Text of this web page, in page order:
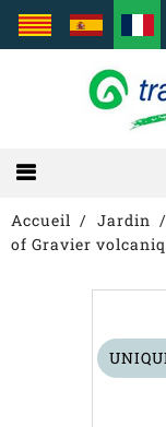
Accueil Jardin
of Gravier